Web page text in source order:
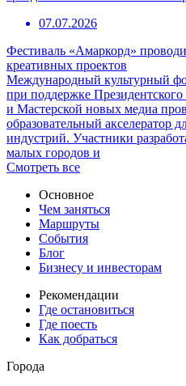
07.07.2026
Фестиваль «Амаркорд»
креативных проектов
Международный культурный
при поддержке
и Мастерской новых медиа
образовательный акселератор
индустрий. Участники
малых городов и
Смотреть все
Основное
Чем заняться
Маршруты
События
Блог
Бизнесу и инвесторам
Рекомендации
Где остановиться
Где поесть
Как добраться
Города